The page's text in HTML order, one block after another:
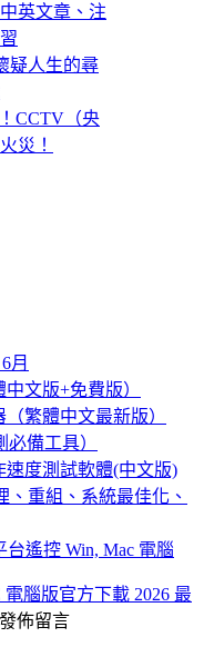
英文章、注
疑人生的尋
CCTV（央
災！
月
文版+免費版）
繁體中文最新版）
備工具）
速度測試軟體(中文版)
、重組、系統最佳化、
遙控 Win, Mac 電腦
腦版官方下載 2026 最
佈留言